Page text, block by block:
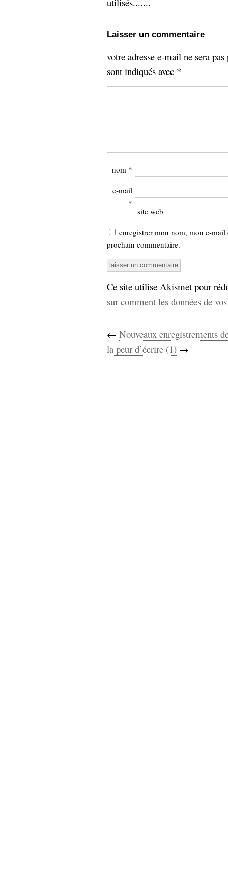
Laisser un commentaire
votre adresse e-mail ne sera
sont indiqués avec *
nom *
e-mail
*
site web
enregistrer mon nom, mon e-
prochain commentaire.
Ce site utilise Akismet pour
sur comment les données de
← Nouveaux enregistrements
la peur d’écrire (1) →